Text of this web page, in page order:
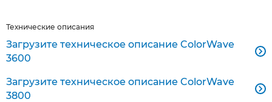
Технические описания
Загрузите техническое описание ColorWave
3600

Загрузите техническое описание ColorWave
3800
